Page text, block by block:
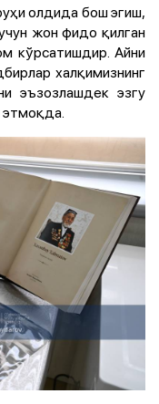
олдида бош эгиш,
жон фидо қилган
кўрсатишдир. Айни
халқимизнинг
эъзозлашдек эзгу
этмоқда.